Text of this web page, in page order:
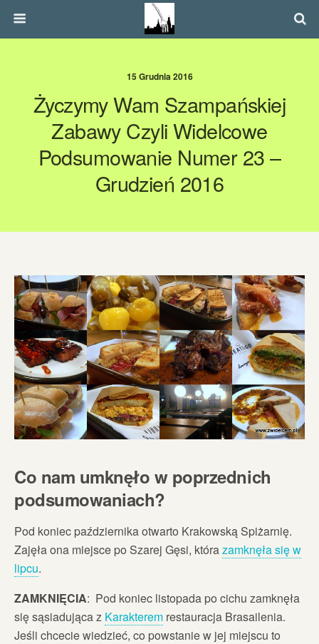
15 Grudnia 2016
Życzymy Wam Szampańskiej
Zabawy Czyli Widelcowe
Podsumowanie Numer 23 –
Grudzień 2016
Co nam umknęło w poprzednich
podsumowaniach?
Pod koniec października otwarto Krakowską Spiżarnię.
Zajęła ona miejsce po Szarej Gęsi, którazamknęła się w
lipcu.
ZAMKNIĘCIA: Pod koniec listopada po cichu zamknęła
się sąsiadująca z Karakterem restauracja Brasailenia.
Jeśli chcecie wiedzieć, co powstanie w jej miejscu to